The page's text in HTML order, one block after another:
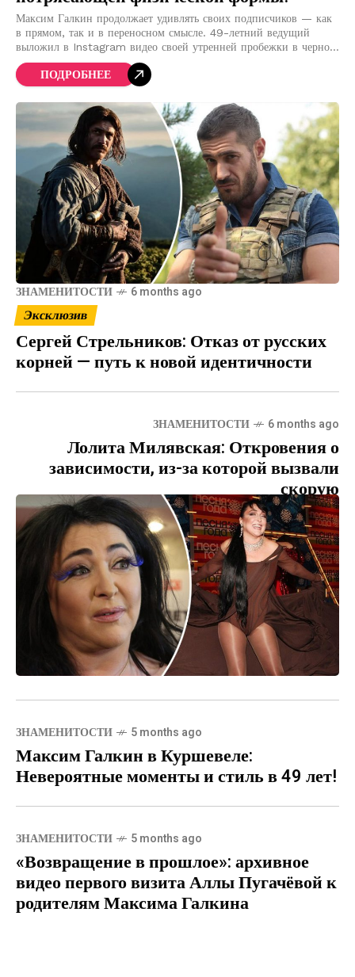
Максим Галкин продолжает удивлять своих подписчиков — как
в прямом, так и в переносном смысле. 49-летний ведущий
выложил в Instagram видео своей утренней пробежки в черном
облегающем спортивном костюме и
ПОДРОБНЕЕ
ЗНАМЕНИТОСТИ 6 months ago
Эксклюзив
Сергей Стрельников: Отказ от русских
корней — путь к новой идентичности
ЗНАМЕНИТОСТИ 6 months ago
Лолита Милявская: Откровения о
зависимости, из-за которой вызвали
скорую
ЗНАМЕНИТОСТИ 5 months ago
Максим Галкин в Куршевеле:
Невероятные моменты и стиль в 49 лет!
ЗНАМЕНИТОСТИ 5 months ago
«Возвращение в прошлое»: архивное
видео первого визита Аллы Пугачёвой к
родителям Максима Галкина